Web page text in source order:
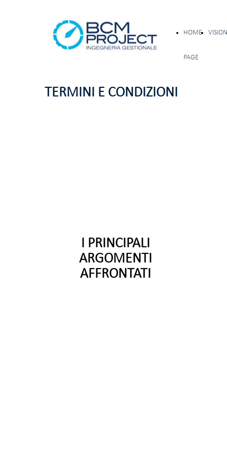
HOME
PAGE
VISION
TERMINI E CONDIZIONI
I PRINCIPALI
ARGOMENTI
AFFRONTATI